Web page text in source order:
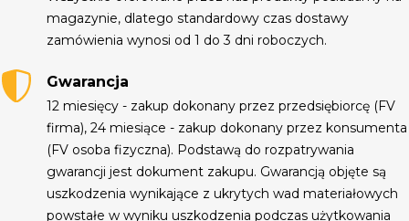
magazynie, dlatego standardowy czas dostawy
zamówienia wynosi od 1 do 3 dni roboczych.
Gwarancja
12 miesięcy - zakup dokonany przez przedsiębiorcę (FV
firma), 24 miesiące - zakup dokonany przez konsumenta
(FV osoba fizyczna). Podstawą do rozpatrywania
gwarancji jest dokument zakupu. Gwarancją objęte są
uszkodzenia wynikające z ukrytych wad materiałowych
powstałe w wyniku uszkodzenia podczas użytkowania